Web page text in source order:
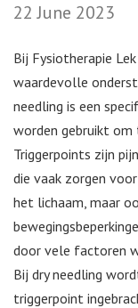
22 June 2023
Bij Fysiotherapie
waardevolle
needling is een
worden gebruikt om
Triggerpoints zijn
die vaak zorgen
het lichaam, maar
door vele factoren
Bij dry needling
triggerpoint